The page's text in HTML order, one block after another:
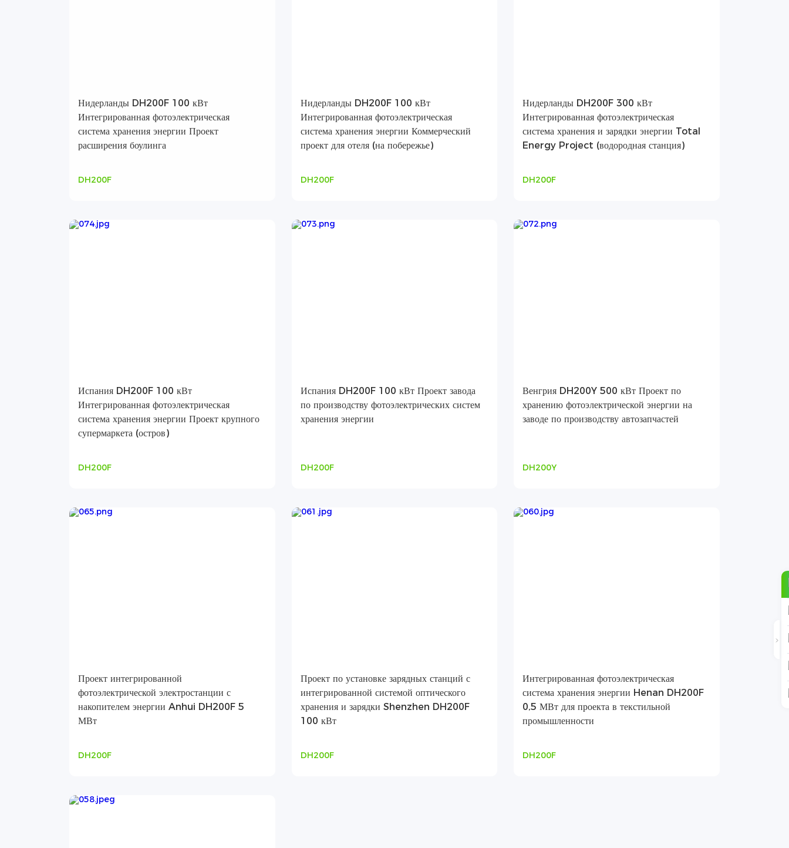
Нидерланды DH200F 100 кВт
Интегрированная фотоэлектрическая
система хранения энергии Проект
расширения боулинга
DH200F
Нидерланды DH200F 100 кВт
Интегрированная фотоэлектрическая
система хранения энергии Коммерческий
проект для отеля (на побережье)
DH200F
Нидерланды DH200F 300 кВт
Интегрированная фотоэлектрическая
система хранения и зарядки энергии Total
Energy Project (водородная станция)
DH200F
Испания DH200F 100 кВт
Интегрированная фотоэлектрическая
система хранения энергии Проект крупного
супермаркета (остров)
DH200F
Испания DH200F 100 кВт Проект завода
по производству фотоэлектрических систем
хранения энергии
DH200F
Венгрия DH200Y 500 кВт Проект по
хранению фотоэлектрической энергии на
заводе по производству автозапчастей
DH200Y
Проект интегрированной
фотоэлектрической электростанции с
накопителем энергии Anhui DH200F 5
МВт
DH200F
Проект по установке зарядных станций с
интегрированной системой оптического
хранения и зарядки Shenzhen DH200F
100 кВт
DH200F
Интегрированная фотоэлектрическая
система хранения энергии Henan DH200F
0,5 МВт для проекта в текстильной
промышленности
DH200F